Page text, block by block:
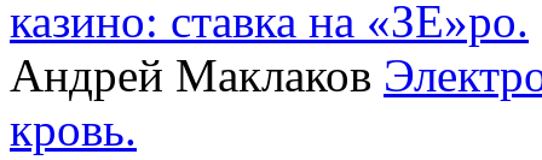
казино: ставка на «ЗЕ»ро.
Андрей Маклаков
кровь.